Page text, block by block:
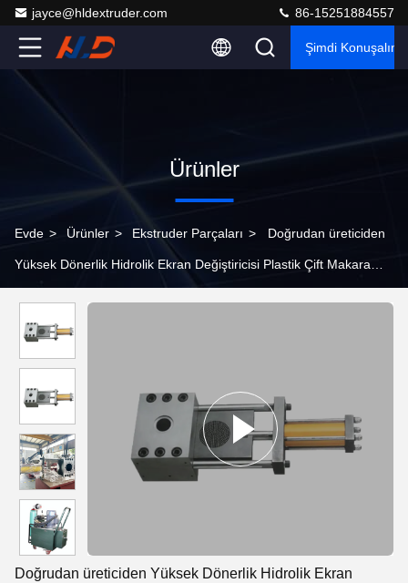
jayce@hldextruder.com 86-15251884557
Şimdi Konuşalım.
Ürünler
Evde > Ürünler > Ekstruder Parçaları > Doğrudan üreticiden
Yüksek Dönerlik Hidrolik Ekran Değiştiricisi Plastik Çift Makara
Doğrudan üreticiden Yüksek Dönerlik Hidrolik Ekran